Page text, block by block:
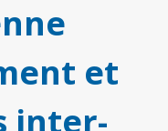
et
inter-